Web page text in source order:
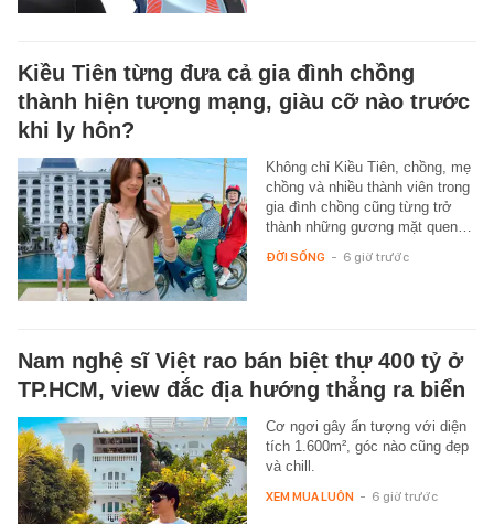
Kiều Tiên từng đưa cả gia đình chồng
thành hiện tượng mạng, giàu cỡ nào trước
khi ly hôn?
Không chỉ Kiều Tiên, chồng, mẹ
chồng và nhiều thành viên trong
gia đình chồng cũng từng trở
thành những gương mặt quen…
ĐỜI SỐNG - 6 giờ trước
Nam nghệ sĩ Việt rao bán biệt thự 400 tỷ ở
TP.HCM, view đắc địa hướng thẳng ra biển
Cơ ngơi gây ấn tượng với diện
tích 1.600m², góc nào cũng đẹp
và chill.
XEM MUA LUÔN - 6 giờ trước